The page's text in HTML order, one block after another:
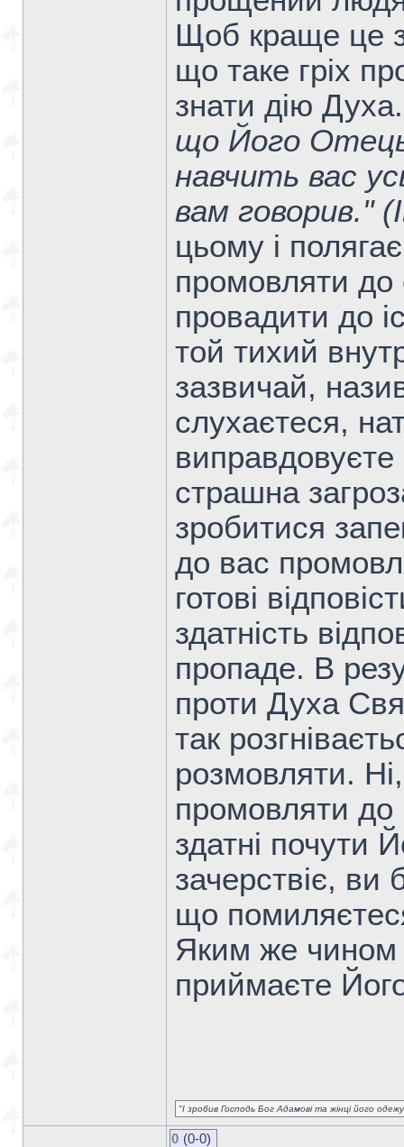
Щоб краще це
що таке гріх
знати дію
що Його
навчить вас
вам говорив."
цьому і
промовляти до
провадити до
той тихий
зазвичай,
слухаєтеся,
страшна
зробитися
до вас
готові
здатність
пропаде. В
проти Духа
так
розмовляти.
промовляти
здатні почути
зачерствіє, ви
що
Яким же чином
приймаєте
"І зробив Господь Бог Адамові та жінці його
0 (0-0)